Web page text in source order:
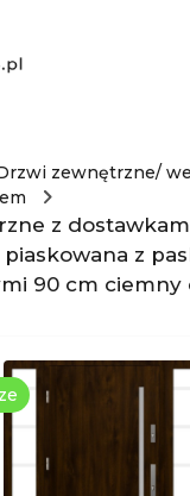
zewnętrzne/
z
piaskowana z
90 cm ciemny